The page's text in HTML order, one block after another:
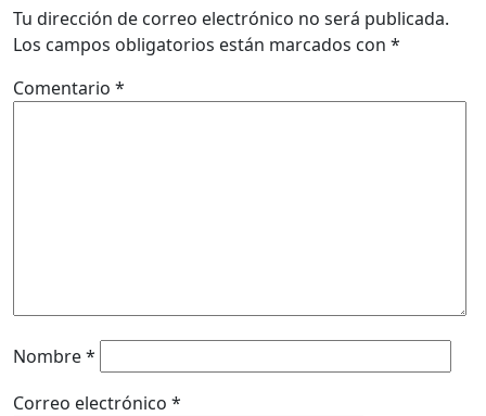
Tu dirección de correo electrónico no será publicada.
Los campos obligatorios están marcados con *
Comentario *
Nombre*
Correo electrónico *